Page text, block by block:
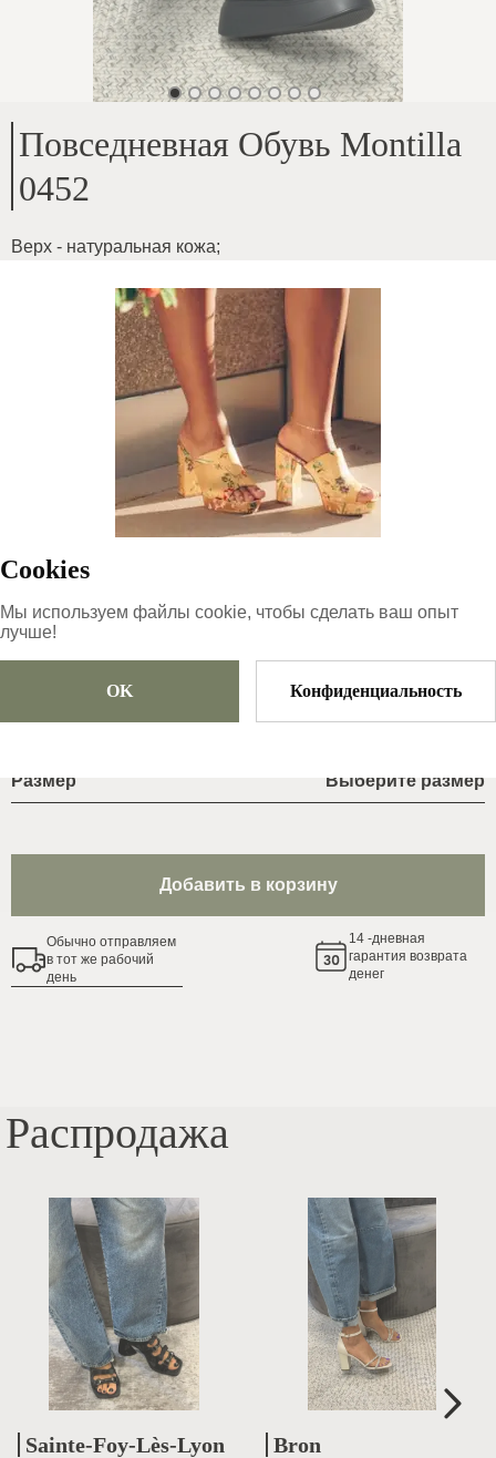
Cookies
Мы используем файлы cookie, чтобы сделать ваш опыт
лучше!
OK Конфиденциальность
Повседневная Обувь Montilla
0452
Верх - натуральная кожа;
Высота подошвы - 5 см
Длина голенища - 10 см;
На среднюю ширину стопы;
Внутренние размеры подошвы:
ID товара
Размер Выберите размер
Добавить в корзину
Обычно oтправляем
в тот же рабочий
день
14 -дневная
гарантия возврата
денег
Распродажа
Sainte-Foy-Lès-Lyon Bron